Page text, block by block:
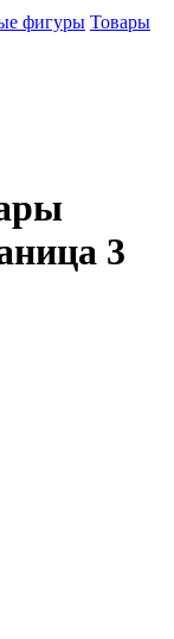
фигуры Товары
3